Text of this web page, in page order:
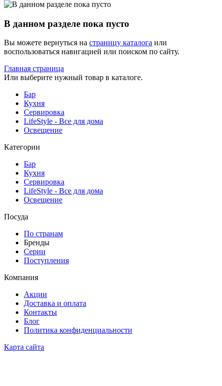
В данном разделе пока пусто
Вы можете вернуться на страницу каталога или
воспользоваться навигацией или поиском по сайту.
Главная страница
Или выберите нужный товар в каталоге.
Бар
Кухня
Сервировка
LifeStyle - Все для дома
Освещение
Категории
Бар
Кухня
Сервировка
LifeStyle - Все для дома
Освещение
Посуда
По странам
Бренды
Серии
Поступления
Компания
Акции
Доставка и оплата
Контакты
Блог
Политика конфиденциальности
Карта сайта